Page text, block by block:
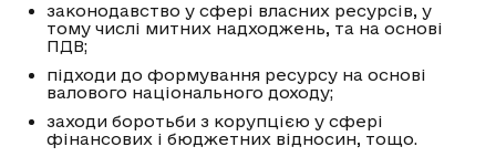
законодавство у сфері власних ресурсів, у
тому числі митних надходжень, та на основі
ПДВ;
підходи до формування ресурсу на основі
валового національного доходу;
заходи боротьби з корупцією у сфері
фінансових і бюджетних відносин, тощо.